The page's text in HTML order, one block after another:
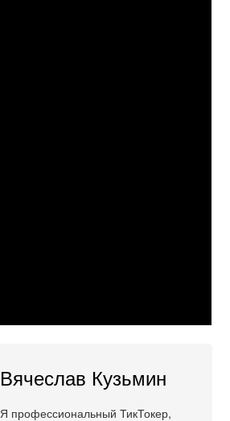
Вячеслав Кузьмин
Я профессиональный ТикТокер,